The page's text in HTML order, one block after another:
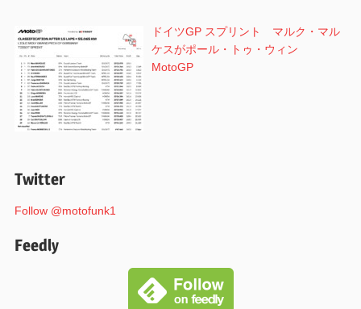
ドイツGP スプリント マルク・マル
ケスがポール・トゥ・ウィン
MotoGP
Twitter
Follow @motofunk1
Feedly